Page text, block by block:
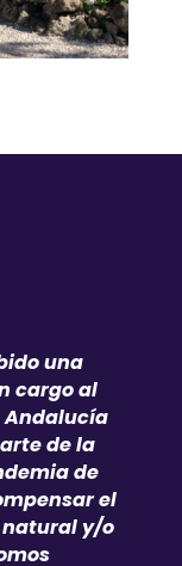
una
cargo al
Andalucía
de la
de
el
natural y/o